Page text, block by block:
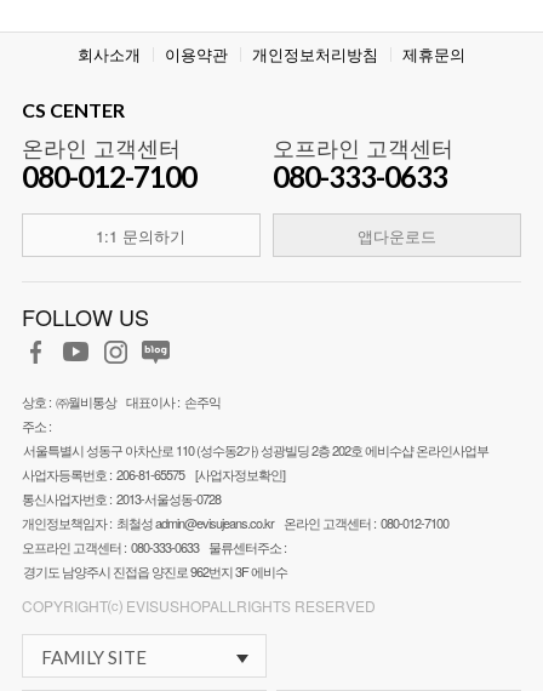
회사소개 이용약관 개인정보처리방침 제휴문의
CS CENTER
온라인 고객센터
080-012-7100
1:1 문의하기
오프라인 고객센터
080-333-0633
앱다운로드
FOLLOW US
상호 : ㈜월비통상 대표이사 : 손주익
주소 :
서울특별시 성동구 아차산로 110 (성수동2가) 성광빌딩 2층 202호 에비수샵 온라인사업부
사업자등록번호 : 206-81-65575 [사업자정보확인]
통신사업자번호 : 2013-서울성동-0728
개인정보책임자 : 최철성admin@evisujeans.co.kr 온라인 고객센터 : 080-012-7100
오프라인 고객센터 : 080-333-0633 물류센터주소 :
경기도 남양주시 진접읍 양진로 962번지 3F 에비수
COPYRIGHT⒞ EVISUSHOPALLRIGHTS RESERVED
FAMILY SITE